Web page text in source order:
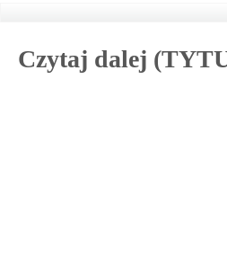
Czytaj dalej